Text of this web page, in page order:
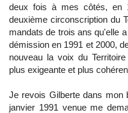
deux fois à mes côtés, en
deuxième circonscription du
mandats de trois ans qu'elle
démission en 1991 et 2000,
nouveau la voix du
plus exigeante et plus
Je revois Gilberte dans mon
janvier 1991 venue me